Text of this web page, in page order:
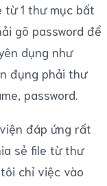
từ 1 thư mục bất
gõ password để
dụng như
đụng phải thư
password.
đáp ứng rất
sẻ file từ thư
chỉ việc vào